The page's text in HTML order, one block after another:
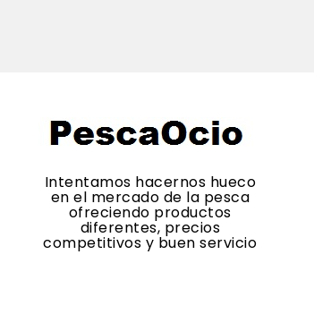
Intentamos hacernos hueco
en el mercado de la pesca
ofreciendo productos
diferentes, precios
competitivos y buen servicio